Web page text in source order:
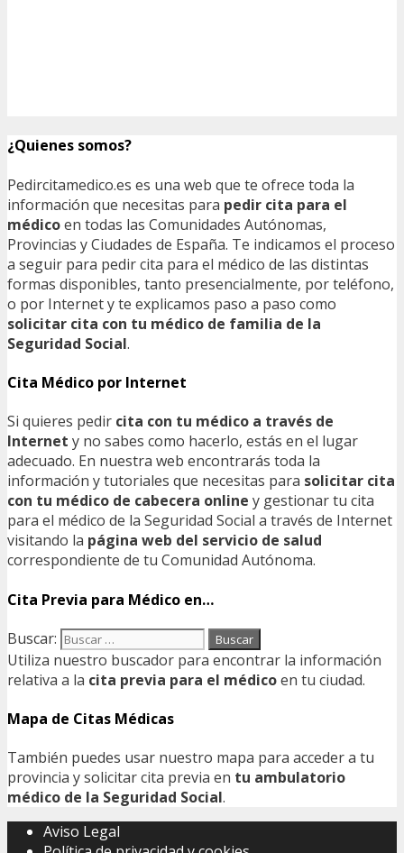
¿Quienes somos?
Pedircitamedico.es es una web que te ofrece toda la
información que necesitas para pedir cita para el
médicoen todas las Comunidades Autónomas,
Provincias y Ciudades de España. Te indicamos el proceso
a seguir para pedir cita para el médico de las distintas
formas disponibles, tanto presencialmente, por teléfono,
o por Internet y te explicamos paso a paso como
solicitar cita con tu médico de familia de la
Seguridad Social.
Cita Médico por Internet
Si quieres pedir cita con tu médico a través de
Internet y no sabes como hacerlo, estás en el lugar
adecuado. En nuestra web encontrarás toda la
información y tutoriales que necesitas para solicitar cita
con tu médico de cabecera online y gestionar tu cita
para el médico de la Seguridad Social a través de Internet
visitando la página web del servicio de salud
correspondiente de tu Comunidad Autónoma.
Cita Previa para Médico en…
Buscar:
Utiliza nuestro buscador para encontrar la información
relativa a la cita previa para el médicoen tu ciudad.
Mapa de Citas Médicas
También puedes usar nuestro mapa para acceder a tu
provincia y solicitar cita previa en tu ambulatorio
médico de la Seguridad Social.
Aviso Legal